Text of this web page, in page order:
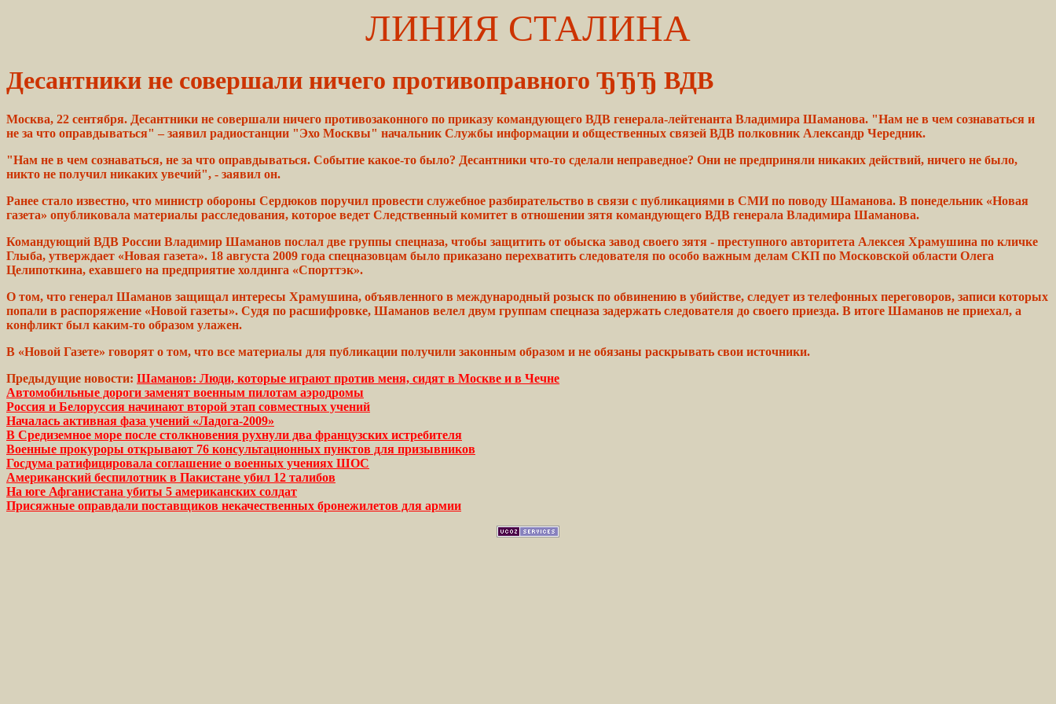
ЛИНИЯ СТАЛИНА
Десантники не совершали ничего противоправного ЂЂЂ ВДВ
Москва, 22 сентября. Десантники не совершали ничего противозаконного по приказу командующего ВДВ генерала-лейтенанта Владимира Шаманова. "Нам не в чем сознаваться и
не за что оправдываться" – заявил радиостанции "Эхо Москвы" начальник Службы информации и общественных связей ВДВ полковник Александр Чередник.
"Нам не в чем сознаваться, не за что оправдываться. Событие какое-то было? Десантники что-то сделали неправедное? Они не предприняли никаких действий, ничего не было,
никто не получил никаких увечий", - заявил он.
Ранее стало известно, что министр обороны Сердюков поручил провести служебное разбирательство в связи с публикациями в СМИ по поводу Шаманова. В понедельник «Новая
газета» опубликовала материалы расследования, которое ведет Следственный комитет в отношении зятя командующего ВДВ генерала Владимира Шаманова.
Командующий ВДВ России Владимир Шаманов послал две группы спецназа, чтобы защитить от обыска завод своего зятя - преступного авторитета Алексея Храмушина по кличке
Глыба, утверждает «Новая газета». 18 августа 2009 года спецназовцам было приказано перехватить следователя по особо важным делам СКП по Московской области Олега
Целипоткина, ехавшего на предприятие холдинга «Спорттэк».
О том, что генерал Шаманов защищал интересы Храмушина, объявленного в международный розыск по обвинению в убийстве, следует из телефонных переговоров, записи которых
попали в распоряжение «Новой газеты». Судя по расшифровке, Шаманов велел двум группам спецназа задержать следователя до своего приезда. В итоге Шаманов не приехал, а
конфликт был каким-то образом улажен.
В «Новой Газете» говорят о том, что все материалы для публикации получили законным образом и не обязаны раскрывать свои источники.
Предыдущие новости: Шаманов: Люди, которые играют против меня, сидят в Москве и в Чечне
Автомобильные дороги заменят военным пилотам аэродромы
Россия и Белоруссия начинают второй этап совместных учений
Началась активная фаза учений «Ладога-2009»
В Средиземное море после столкновения рухнули два французских истребителя
Военные прокуроры открывают 76 консультационных пунктов для призывников
Госдума ратифицировала соглашение о военных учениях ШОС
Американский беспилотник в Пакистане убил 12 талибов
На юге Афганистана убиты 5 американских солдат
Присяжные оправдали поставщиков некачественных бронежилетов для армии